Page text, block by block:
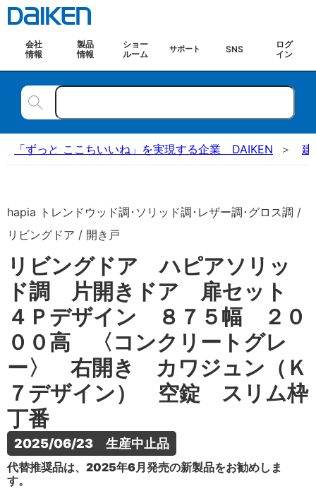
会社
情報
製品
情報
ショー
ルーム
サポート SNS
ログ
イン
「ずっと ここちいいね」を実現する企業 DAIKEN 建
hapia トレンドウッド調･ソリッド調･レザー調･グロス調 /
リビングドア / 開き戸
リビングドア ハピアソリッ
ド調 片開きドア 扉セット
４Ｐデザイン ８７５幅 ２０
００高 〈コンクリートグレ
ー〉 右開き カワジュン（Ｋ
７デザイン） 空錠 スリム枠
丁番
2025/06/23　生産中止品
代替推奨品は、2025年6月発売の新製品をお勧めしま
す。